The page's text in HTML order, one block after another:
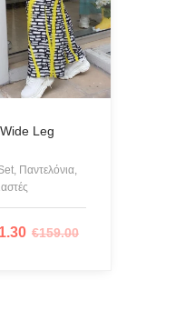
CLASSICS
CALIFORNIA
Leg
Παντελόνια,
€159.00